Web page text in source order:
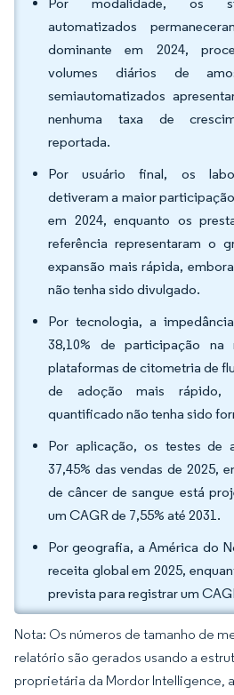
automatizados
dominante em 2024,
volumes diários de
semiautomatizados
nenhuma taxa de
reportada.
Por usuário final, os
detiveram a maior
em 2024, enquanto os
referência representaram o
expansão mais rápida,
não tenha sido divulgado.
Por tecnologia, a
38,10% de participação na
plataformas de citometria de
de adoção mais rápido,
quantificado não tenha sido
Por aplicação, os testes de
37,45% das vendas de 2025,
de câncer de sangue está
um CAGR de 7,55% até 2031.
Por geografia, a América do
receita global em 2025,
prevista para registrar um
Nota: Os números de tamanho de
relatório são gerados usando a
proprietária da Mordor Intelligence,